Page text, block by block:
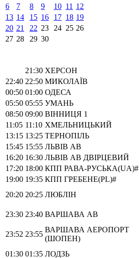
6
7 8 9 10 11 12
13 14 15 16 17 18 19
20 21 22 23 24 25 26
27 28 29 30
21:30 ХЕРСОН
22:40 22:50 МИКОЛАЇВ
00:50 01:00 ОДЕСА
05:50 05:55 УМАНЬ
08:50 09:00 ВІННИЦЯ 1
11:05 11:10 ХМЕЛЬНИЦЬКИЙ
13:15 13:25 ТЕРНОПІЛЬ
15:45 15:55 ЛЬВІВ АВ
16:20 16:30 ЛЬВІВ АВ ДВІРЦЕВИЙ
17:20 18:00 КПП РАВА-РУСЬКА(UA)#
19:00 19:35 КПП ГРЕБЕНЕ(PL)#
20:20 20:25 ЛЮБЛІН
23:30 23:40 ВАРШАВА АВ
23:52 23:55
ВАРШАВА АЕРОПОРТ
(ШОПЕН)
01:30 01:35 ЛОДЗЬ